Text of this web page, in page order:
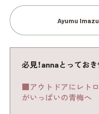
Ayumu
必見！annaとってお
■アウトドアにレトロ
がいっぱいの青梅へ